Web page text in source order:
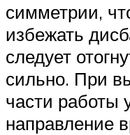
симметрии,
избежать
следует
сильно. При
части работы
направление